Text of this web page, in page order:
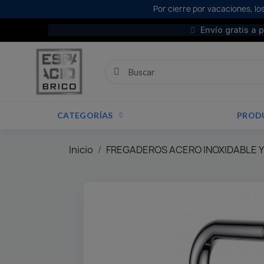
Por cierre por vacaciones,
Envío gratis a
CATEGORÍAS
Inicio FREGADEROS ACERO INOXIDABLE